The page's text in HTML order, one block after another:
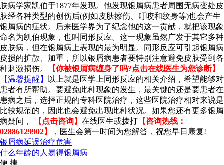
肤病学家凯伯于1877年发现。他发现银屑病患者周围无病变处皮
肤经各种类型的创伤后(例如皮肤擦伤、叮咬和纹身等)也会产生
银屑病的症状。后来医学界为了纪念他的这一贡献，就把该现象
命名为凯伯现象，也叫同形反应。这一现象虽然广发于其它多种
皮肤病，但在银屑病上表现的最为明显。同形反应可引起银屑病
皮损的扩散、加重，所以银屑病患者要特别注意避免皮肤受到各
种刺激损伤。
【你被银屑病缠身了吗?点击在线医生为您诊断】
【温馨提醒】
以上就是医学上同形反应的相关介绍，希望能够对
患者有所帮助。要避免此种现象的发生，最关键的还是要患者在
患病之后，选择正规的专科医院治疗，这些医院治疗相对来说是
比较规范的，因此也会避免出现此种状况。如果您还有更多银屑
病疑问，
【点击咨询】 在线医生或拨打 【咨询热线：
02886129902】
，医生会第一时间为您解答，祝您早日康复!
银屑病延误治疗危害
什么年龄的人易得银屑病
便 捷